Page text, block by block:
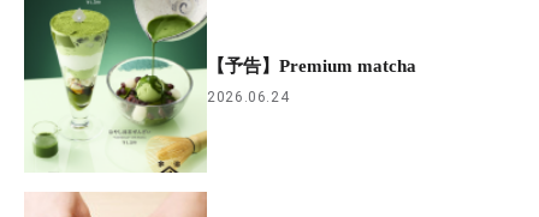
【予告】Premium ​matcha
2026.06.24